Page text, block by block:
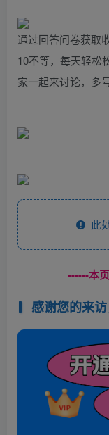
通过回答问卷获取
10不等，每天轻松
家一起来讨论，多
此
------本
感谢您的来